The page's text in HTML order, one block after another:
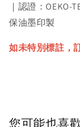
｜認證：OEKO-
保油墨印製
如未特別標註，
您可能也喜